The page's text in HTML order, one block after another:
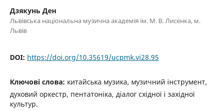
Дзякунь Ден
Львівська національна музична академія ім. М. В. Лисенка, м.
Львів
DOI: https://doi.org/10.35619/ucpmk.vi28.95
Ключові слова: китайська музика, музичний інструмент,
духовий оркестр, пентатоніка, діалог східної і західної
культур.